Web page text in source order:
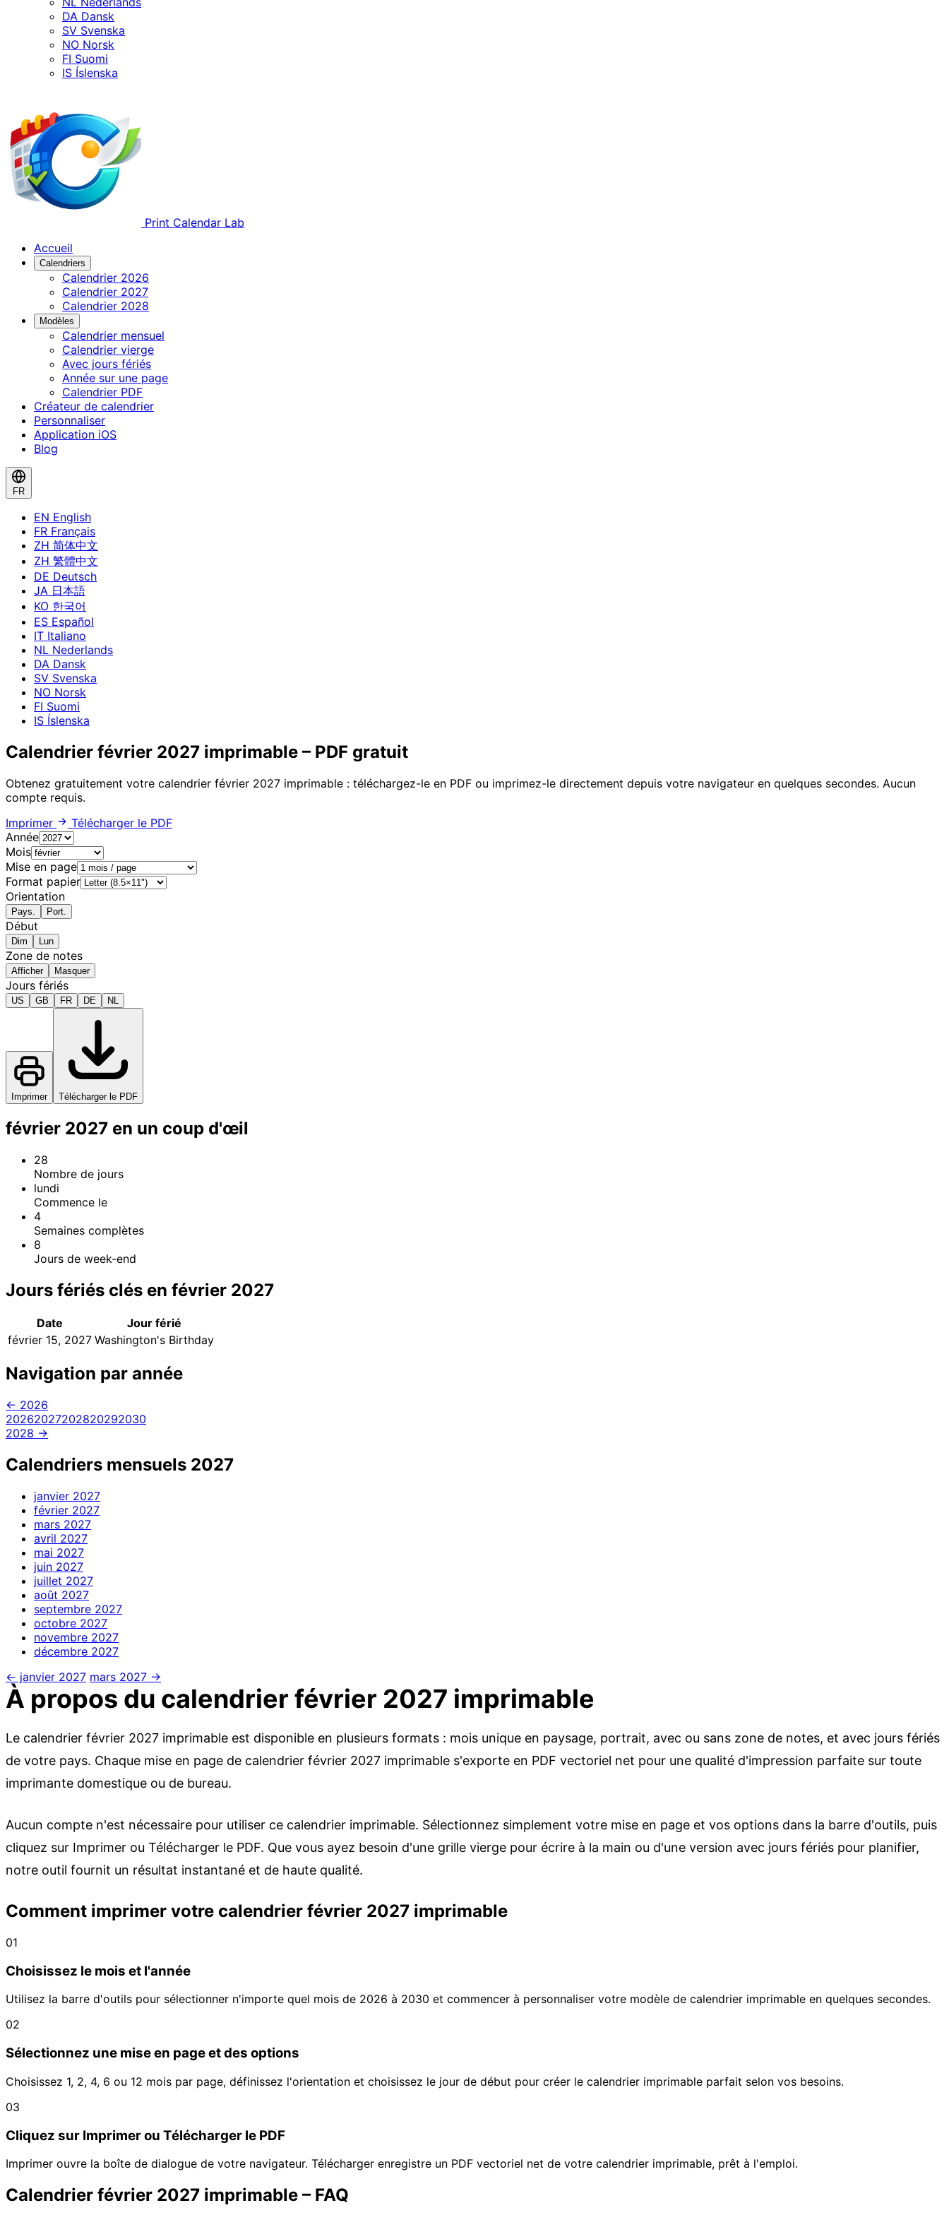
DA Dansk
SV Svenska
NO Norsk
FI Suomi
IS Íslenska
Print Calendar Lab
Accueil
Calendriers
Calendrier 2026
Calendrier 2027
Calendrier 2028
Modèles
Calendrier mensuel
Calendrier vierge
Avec jours fériés
Année sur une page
Calendrier PDF
Créateur de calendrier
Personnaliser
Application iOS
Blog
FR
EN English
FR Français
ZH 简体中文
ZH 繁體中文
DE Deutsch
JA 日本語
KO 한국어
ES Español
IT Italiano
NL Nederlands
DA Dansk
SV Svenska
NO Norsk
FI Suomi
IS Íslenska
Calendrier février 2027 imprimable – PDF gratuit
Obtenez gratuitement votre calendrier février 2027 imprimable : téléchargez-le en PDF ou imprimez-le directement depuis votre navigateur en quelques secondes. Aucun
compte requis.
Imprimer
Télécharger le PDF
Année
Mois
Mise en page
Format papier
Orientation
Pays. Port.
Début
Dim Lun
Zone de notes
Afficher Masquer
Jours fériés
US GB FR DE NL
Imprimer Télécharger le PDF
février 2027 en un coup d'œil
28
Nombre de jours
lundi
Commence le
4
Semaines complètes
8
Jours de week-end
Jours fériés clés en février 2027
Date
Jour férié
février 15, 2027 Washington's Birthday
Navigation par année
← 2026
20262027202820292030
2028 →
Calendriers mensuels 2027
janvier 2027
février 2027
mars 2027
avril 2027
mai 2027
juin 2027
juillet 2027
août 2027
septembre 2027
octobre 2027
novembre 2027
décembre 2027
← janvier 2027 mars 2027 →
À propos du calendrier février 2027 imprimable
Le calendrier février 2027 imprimable est disponible en plusieurs formats : mois unique en paysage, portrait, avec ou sans zone de notes, et avec jours fériés
de votre pays. Chaque mise en page de calendrier février 2027 imprimable s'exporte en PDF vectoriel net pour une qualité d'impression parfaite sur toute
imprimante domestique ou de bureau.
Aucun compte n'est nécessaire pour utiliser ce calendrier imprimable. Sélectionnez simplement votre mise en page et vos options dans la barre d'outils, puis
cliquez sur Imprimer ou Télécharger le PDF. Que vous ayez besoin d'une grille vierge pour écrire à la main ou d'une version avec jours fériés pour planifier,
notre outil fournit un résultat instantané et de haute qualité.
Comment imprimer votre calendrier février 2027 imprimable
01
Choisissez le mois et l'année
Utilisez la barre d'outils pour sélectionner n'importe quel mois de 2026 à 2030 et commencer à personnaliser votre modèle de calendrier imprimable en quelques secondes.
02
Sélectionnez une mise en page et des options
Choisissez 1, 2, 4, 6 ou 12 mois par page, définissez l'orientation et choisissez le jour de début pour créer le calendrier imprimable parfait selon vos besoins.
03
Cliquez sur Imprimer ou Télécharger le PDF
Imprimer ouvre la boîte de dialogue de votre navigateur. Télécharger enregistre un PDF vectoriel net de votre calendrier imprimable, prêt à l'emploi.
Calendrier février 2027 imprimable – FAQ